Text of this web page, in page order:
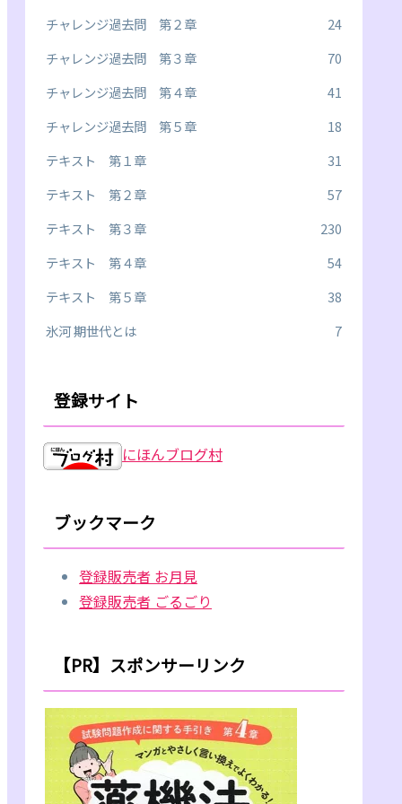
チャレンジ過去問 第２章
24
チャレンジ過去問 第３章
70
チャレンジ過去問 第４章
41
チャレンジ過去問 第５章
18
テキスト 第１章
31
テキスト 第２章
57
テキスト 第３章
230
テキスト 第４章
54
テキスト 第５章
38
氷河 期世代とは
7
登録サイト
にほんブログ村
ブックマーク
登録販売者 お月見
登録販売者 ごるごり
【PR】スポンサーリンク